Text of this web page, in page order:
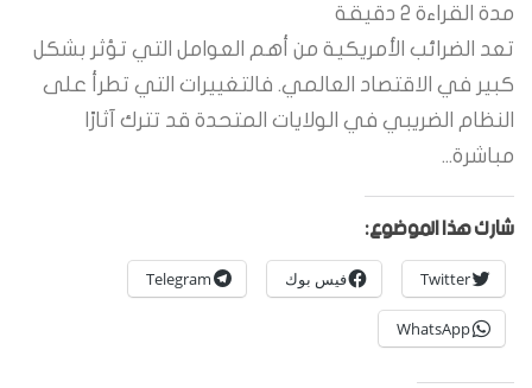
مدة القراءة 2 دقيقة
تعد الضرائب الأمريكية من أهم العوامل التي تؤثر بشكل
كبير في الاقتصاد العالمي. فالتغييرات التي تطرأ على
النظام الضريبي في الولايات المتحدة قد تترك آثارًا
مباشرة...
شارك هذا الموضوع:
Twitter فيس بوك Telegram
WhatsApp